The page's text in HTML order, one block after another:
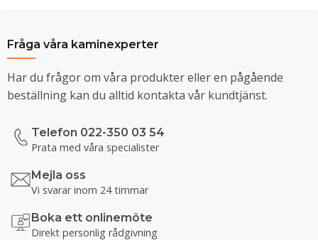
Fråga våra kaminexperter
Har du frågor om våra produkter eller en pågående
beställning kan du alltid kontakta vår kundtjänst.
Telefon 022-350 03 54
Prata med våra specialister
Mejla oss
Vi svarar inom 24 timmar
Boka ett onlinemöte
Direkt personlig rådgivning